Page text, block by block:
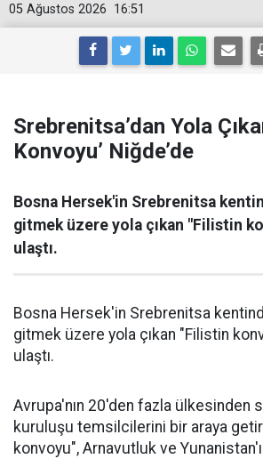
16:51
05 Ağustos 2026
Srebrenitsa’dan Yola
Konvoyu’ Niğde’de
Bosna Hersek'in Srebrenitsa
gitmek üzere yola çıkan "Filistin
ulaştı.
Bosna Hersek'in Srebrenitsa
gitmek üzere yola çıkan "Filistin
ulaştı.
Avrupa'nın 20'den fazla ülkesinden
kuruluşu temsilcilerini bir araya
konvoyu", Arnavutluk ve